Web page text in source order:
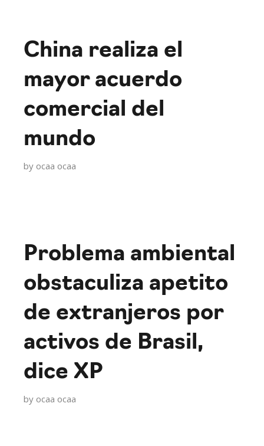
China realiza el
mayor acuerdo
comercial del
mundo
by ocaa ocaa
Problema ambiental
obstaculiza apetito
de extranjeros por
activos de Brasil,
dice XP
by ocaa ocaa